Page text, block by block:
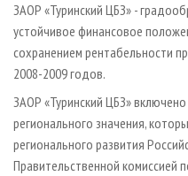
ЗАОР «Туринский ЦБЗ» -
устойчивое финансовое
сохранением рентабельности
2008-2009 годов.
ЗАОР «Туринский ЦБЗ»
регионального значения,
регионального развития
Правительственной комиссией